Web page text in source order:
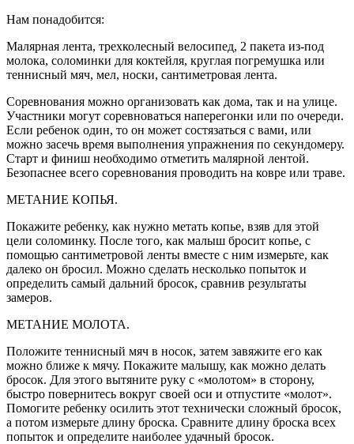
Нам понадобится:
Малярная лента, трехколесный велосипед, 2 пакета из-под
молока, соломинки для коктейля, круглая погремушка или
теннисный мяч, мел, носки, сантиметровая лента.
Соревнования можно организовать как дома, так и на улице.
Участники могут соревноваться наперегонки или по очереди.
Если ребенок один, то он может состязаться с вами, или
можно засечь время выполнения упражнения по секундомеру.
Старт и финиш необходимо отметить малярной лентой.
Безопаснее всего соревнования проводить на ковре или траве.
МЕТАНИЕ КОПЬЯ.
Покажите ребенку, как нужно метать копье, взяв для этой
цели соломинку. После того, как малыш бросит копье, с
помощью сантиметровой ленты вместе с ним измерьте, как
далеко он бросил. Можно сделать несколько попыток и
определить самый дальний бросок, сравнив результаты
замеров.
МЕТАНИЕ МОЛОТА.
Положите теннисный мяч в носок, затем завяжите его как
можно ближе к мячу. Покажите малышу, как можно делать
бросок. Для этого вытяните руку с «молотом» в сторону,
быстро повернитесь вокруг своей оси и отпустите «молот».
Помогите ребенку осилить этот технически сложный бросок,
а потом измерьте длину броска. Сравните длину броска всех
попыток и определите наиболее удачный бросок.